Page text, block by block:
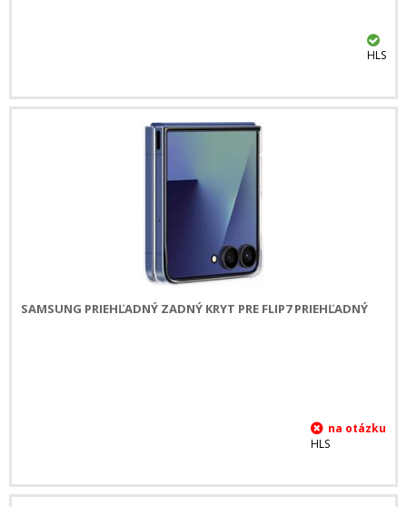
HLS
SAMSUNG PRIEHĽADNÝ ZADNÝ KRYT PRE FLIP7 PRIEHĽADNÝ
HLS